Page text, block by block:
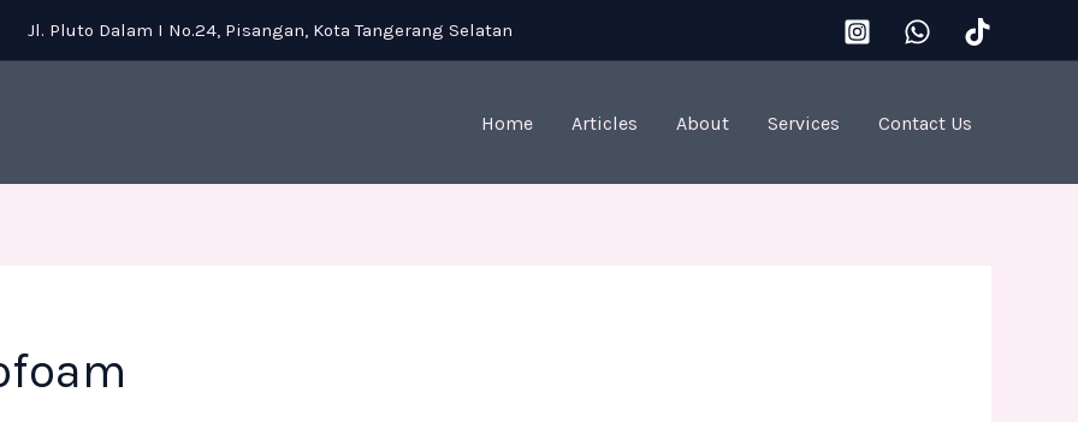
Jl. Pluto Dalam I No.24, Pisangan, Kota Tangerang Selatan
Home Articles About Services Contact Us